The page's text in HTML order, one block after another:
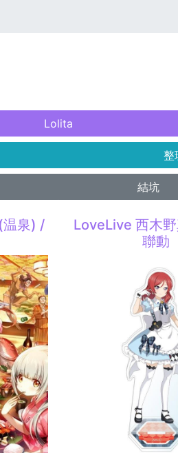
Lolita
整
結坑
泉) /
LoveLive 西木
聯動